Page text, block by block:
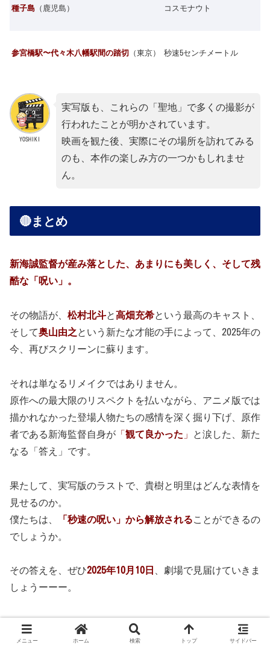
種子島 （鹿児島） コスモナウト
参宮橋駅〜代々木八幡駅間の踏切 （東京） 秒速5センチメートル
YOSHIKI
実写版も、これらの「聖地」で多くの撮影が
行われたことが明かされています。
映画を観た後、実際にその場所を訪れてみる
のも、本作の楽しみ方の一つかもしれませ
ん。
🔴まとめ
新海誠監督が産み落とした、あまりにも美しく、そして残
酷な「呪い」。
その物語が、 松村北斗と高畑充希という最高のキャスト、
そして奥山由之 という新たな才能の手によって、2025年の
今、再びスクリーンに蘇ります。
それは単なるリメイクではありません。
原作への最大限のリスペクトを払いながら、アニメ版では
描かれなかった登場人物たちの感情を深く掘り下げ、原作
者である新海監督自身が 「 観て良かった 」
と涙した、新た
なる「答え」です。
果たして、実写版のラストで、貴樹と明里はどんな表情を
見せるのか。
僕たちは、
「秒速の呪い」から解放される ことができるの
でしょうか。
その答えを、ぜひ2025年10月10日
、劇場で見届けていきま
しょうーーー。
新作映画情報
メニュー ホーム 検索 トップ サイドバー